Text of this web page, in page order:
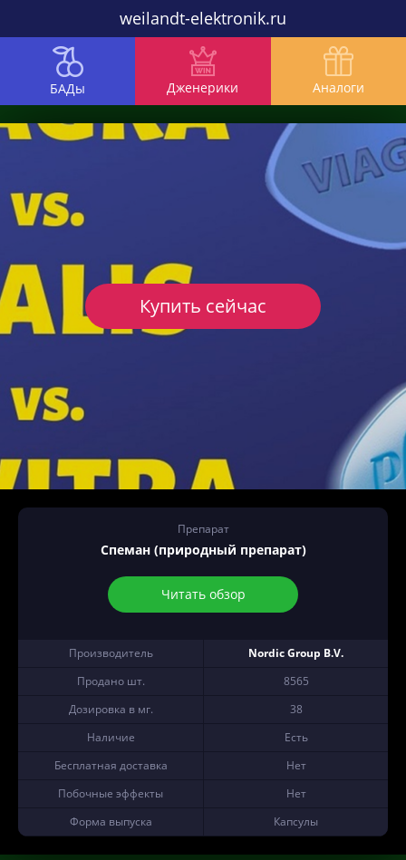
weilandt-elektronik.ru
БАДы Дженерики Аналоги
Препарат
Спеман (природный препарат)
Читать обзор
Производитель
Nordic Group B.V.
Продано шт.
8565
Дозировка в мг.
38
Наличие
Есть
Бесплатная доставка
Нет
Побочные эффекты
Нет
Форма выпуска
Капсулы
Купить сейчас